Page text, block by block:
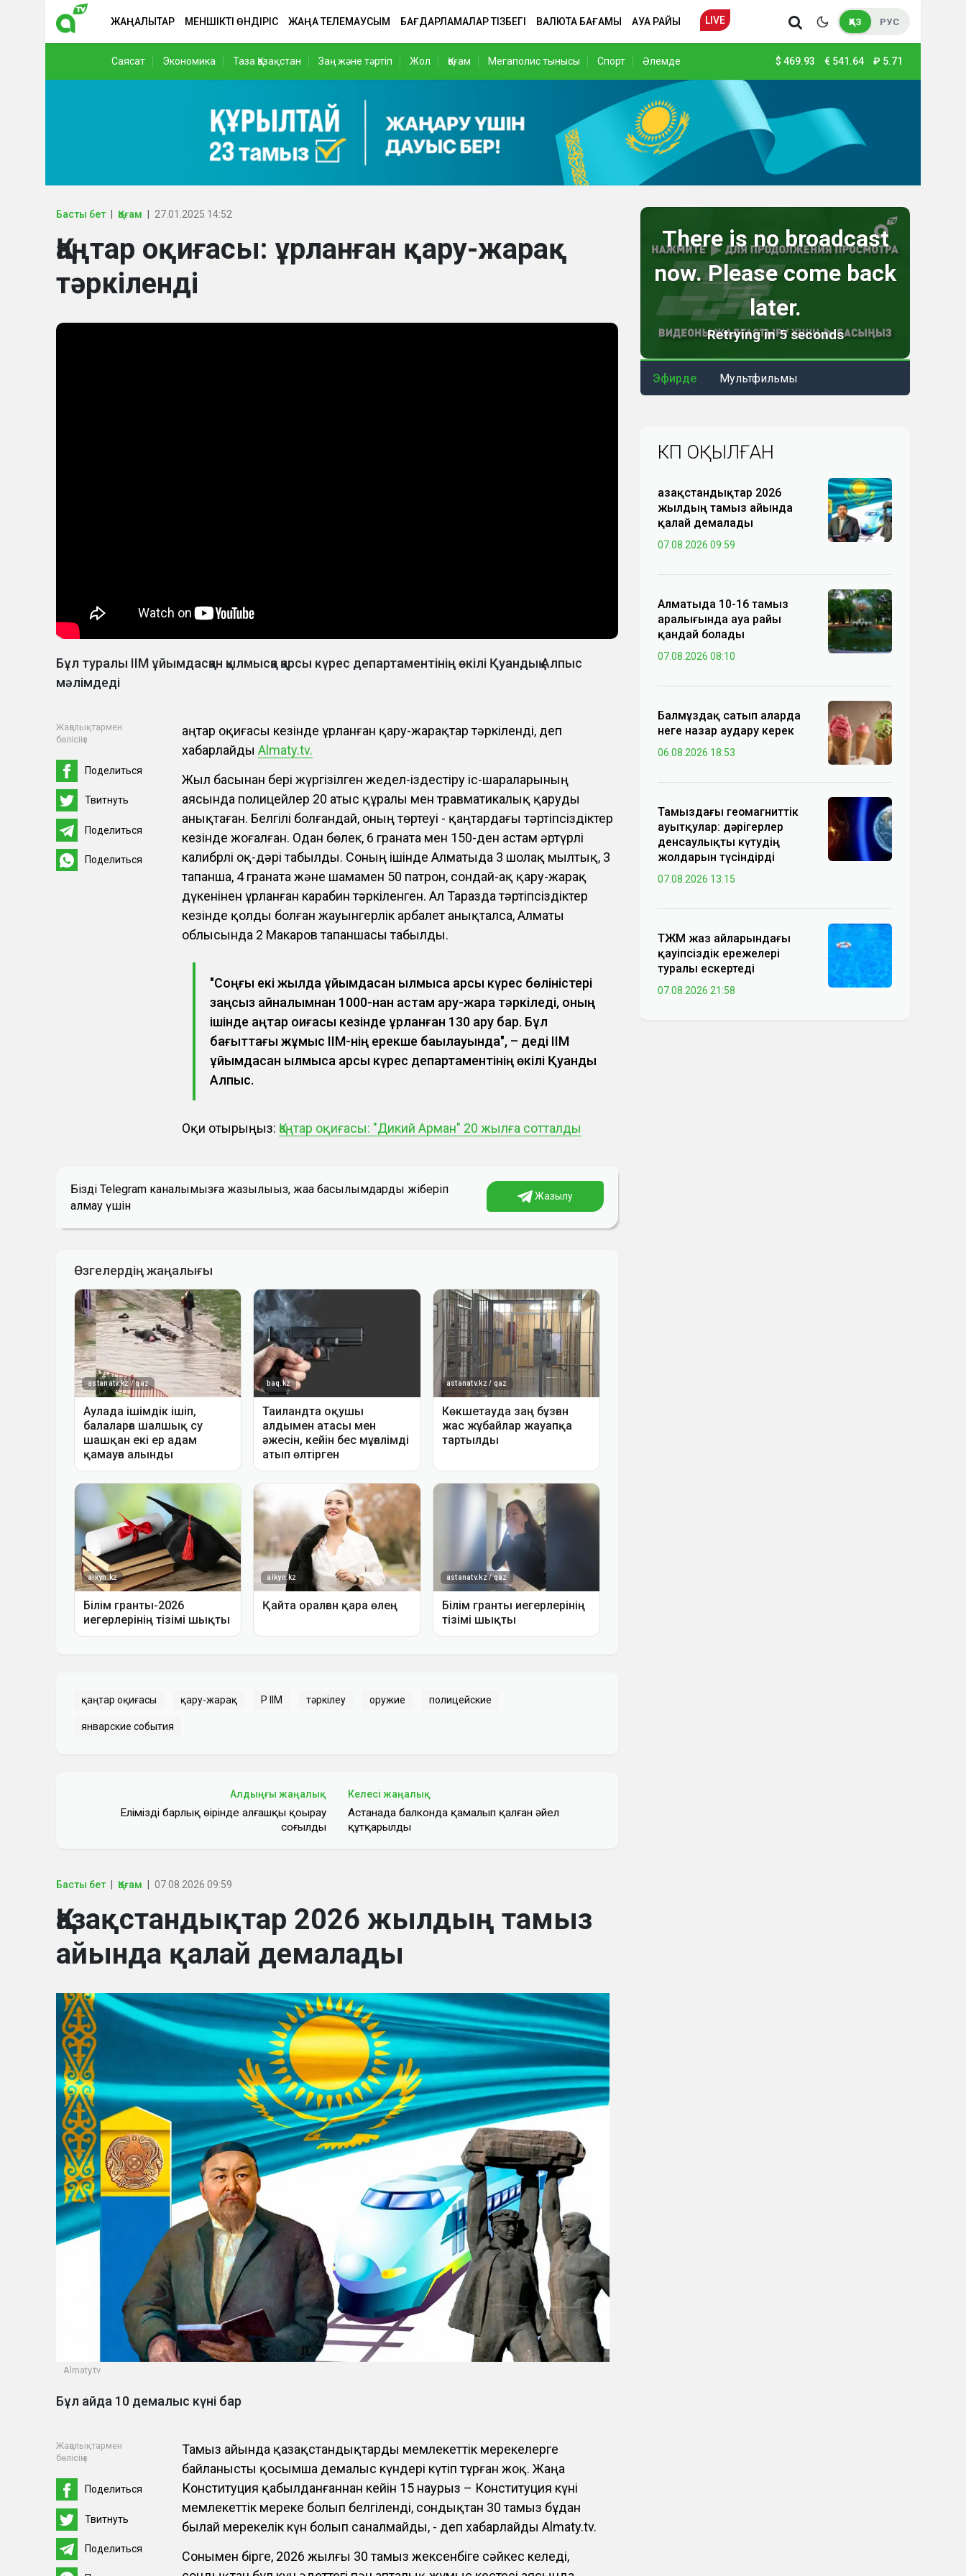
ЖАҢАЛЫҚТАР МЕНШІКТІ ӨНДІРІС ЖАҢА ТЕЛЕМАУСЫМ БАҒДАРЛАМАЛАР ТІЗБЕГІ ВАЛЮТА БАҒАМЫ АУА РАЙЫ LIVE ҚАЗ РУС
Саясат Экономика Таза Қазақстан Заң және тәртіп Жол Қоғам Мегаполис тынысы Спорт Әлемде $ 469.93 € 541.64 ₽ 5.71
Басты бет Қоғам 27.01.2025 14:52
Қаңтар оқиғасы: ұрланған қару-жарақ
тәркіленді
Бұл туралы ІІМ ұйымдасқан қылмысқа қарсы күрес департаментінің өкілі Қуандық Алпыс
мәлімдеді
Жаңалықтармен
бөлісіңіз
Поделиться
Твитнуть
Поделиться
Поделиться
Қаңтар оқиғасы кезінде ұрланған қару-жарақтар тәркіленді, деп
хабарлайдыAlmaty.tv.
Жыл басынан бері жүргізілген жедел-іздестіру іс-шараларының
аясында полицейлер 20 атыс құралы мен травматикалық қаруды
анықтаған. Белгілі болғандай, оның төртеуі - қаңтардағы тәртіпсіздіктер
кезінде жоғалған. Одан бөлек, 6 граната мен 150-ден астам әртүрлі
калибрлі оқ-дәрі табылды. Соның ішінде Алматыда 3 шолақ мылтық, 3
тапанша, 4 граната және шамамен 50 патрон, сондай-ақ қару-жарақ
дүкенінен ұрланған карабин тәркіленген. Ал Таразда тәртіпсіздіктер
кезінде қолды болған жауынгерлік арбалет анықталса, Алматы
облысында 2 Макаров тапаншасы табылды.
"Соңғы екі жылда ұйымдасқан қылмысқа қарсы күрес бөліністері
заңсыз айналымнан 1000-нан астам қару-жарақ тәркіледі, оның
ішінде қаңтар оқиғасы кезінде ұрланған 130 қару бар. Бұл
бағыттағы жұмыс ІІМ-нің ерекше бақылауында", – деді ІІМ
ұйымдасқан қылмысқа қарсы күрес департаментінің өкілі Қуандық
Алпыс.
Оқи отырыңыз: Қаңтар оқиғасы: "Дикий Арман" 20 жылға сотталды
Біздің Telegram каналымызға жазылыңыз, жаңа басылымдарды жіберіп
алмау үшін
Жазылу
қаңтар оқиғасы қару-жарақ ҚР ІІМ тәркілеу оружие полицейские
январские события
Алдыңғы жаңалық
Еліміздің барлық өңірінде алғашқы қоңырау
соғылды
Келесі жаңалық
Астанада балконда қамалып қалған әйел
құтқарылды
Басты бет Қоғам 07.08.2026 09:59
Қазақстандықтар 2026 жылдың тамыз
айында қалай демалады
Almaty.tv
Бұл айда 10 демалыс күні бар
Жаңалықтармен
бөлісіңіз
Поделиться
Твитнуть
Поделиться
Тамыз айында қазақстандықтарды мемлекеттік мерекелерге
байланысты қосымша демалыс күндері күтіп тұрған жоқ. Жаңа
Конституция қабылданғаннан кейін 15 наурыз – Конституция күні
мемлекеттік мереке болып белгіленді, сондықтан 30 тамыз бұдан
былай мерекелік күн болып саналмайды, - деп хабарлайды Almaty.tv.
Сонымен бірге, 2026 жылғы 30 тамыз жексенбіге сәйкес келеді,
Эфирде Мультфильмы
КӨП ОҚЫЛҒАН
Қазақстандықтар 2026
жылдың тамыз айында
қалай демалады
07.08.2026 09:59
Алматыда 10-16 тамыз
аралығында ауа райы
қандай болады
07.08.2026 08:10
Балмұздақ сатып аларда
неге назар аудару керек
06.08.2026 18:53
Тамыздағы геомагниттік
ауытқулар: дәрігерлер
денсаулықты күтудің
жолдарын түсіндірді
07.08.2026 13:15
ТЖМ жаз айларындағы
қауіпсіздік ережелері
туралы ескертеді
07.08.2026 21:58